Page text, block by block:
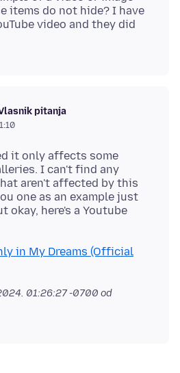
items do not hide? I have
video and they did
pitanja
it only affects some
I can't find any
aren't affected by this
one as an example just
okay, here's a Youtube
in My Dreams (Official
01:26:27 -0700 od